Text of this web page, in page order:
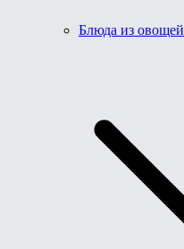
Блюда из овощей